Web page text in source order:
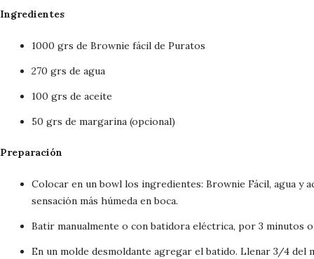
Ingredientes
1000 grs de Brownie fácil de Puratos
270 grs de agua
100 grs de aceite
50 grs de margarina (opcional)
Preparación
Colocar en un bowl los ingredientes: Brownie Fácil, agua y
sensación más húmeda en boca.
Batir manualmente o con batidora eléctrica, por 3 minutos
En un molde desmoldante agregar el batido. Llenar 3/4 del